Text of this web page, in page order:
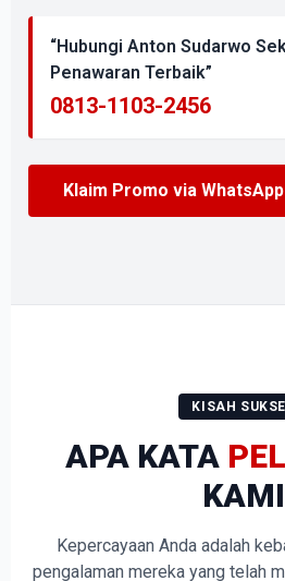
“Hubungi Anton Sudarwo
Penawaran Terbaik”
0813-1103-2456
Klaim Promo via WhatsApp
KISAH
APA KATA
KAMI
Kepercayaan Anda adalah
pengalaman mereka yang telah